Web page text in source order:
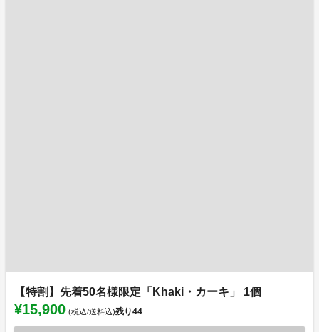
【特割】先着50名様限定「Khaki・カーキ」 1個
¥15,900 (税込/送料込)残り44